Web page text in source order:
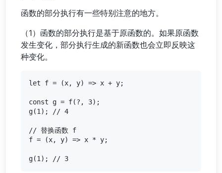
函数的部分执行有一些特别注意的地方。
（1）函数的部分执行是基于原函数的。如果原函数
发生变化，部分执行生成的新函数也会立即反映这
种变化。
let f = (x, y) => x + y;
const g = f(?, 3);
g(1); // 4
// 替换函数 f
f = (x, y) => x * y;